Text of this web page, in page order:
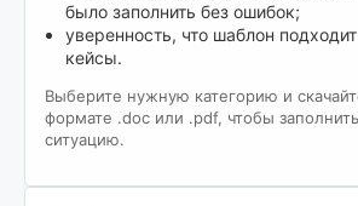
было заполнить без ошибок;
уверенность, что шаблон
кейсы.
Выберите нужную категорию и
формате .doc или .pdf, чтобы
ситуацию.